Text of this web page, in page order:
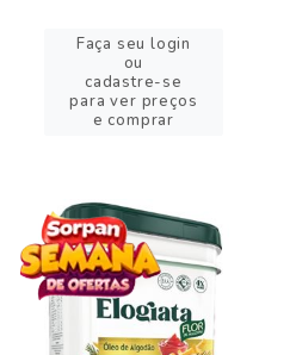
Faça seu login
ou
cadastre-se
para ver preços
e comprar